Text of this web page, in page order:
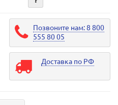
Позвоните нам: 8 800
555 80 05
Доставка по РФ